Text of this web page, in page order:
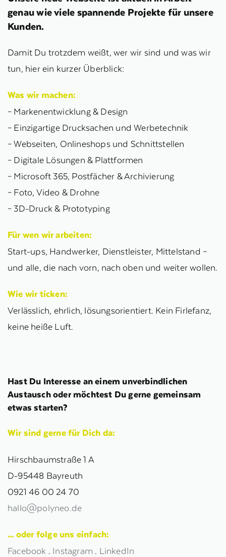
genau wie viele spannende Projekte für unsere
Kunden.
Damit Du trotzdem weißt, wer wir sind und was wir
tun, hier ein kurzer Überblick:
Was wir machen:
– Markenentwicklung & Design
– Einzigartige Drucksachen und Werbetechnik
– Webseiten, Onlineshops und Schnittstellen
– Digitale Lösungen & Plattformen
– Microsoft 365, Postfächer & Archivierung
– Foto, Video & Drohne
– 3D-Druck & Prototyping
Für wen wir arbeiten:
Start-ups, Handwerker, Dienstleister, Mittelstand –
und alle, die nach vorn, nach oben und weiter wollen.
Wie wir ticken:
Verlässlich, ehrlich, lösungsorientiert. Kein Firlefanz,
keine heiße Luft.
Hast Du Interesse an einem unverbindlichen
Austausch oder möchtest Du gerne gemeinsam
etwas starten?
Wir sind gerne für Dich da:
Hirschbaumstraße 1 A
D‑95448 Bayreuth
0921 46 00 24 70
hallo@polyneo.de
... oder folge uns einfach:
Facebook . Instagram . LinkedIn